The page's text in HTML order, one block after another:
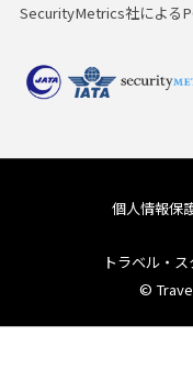
SecurityMetrics社による
個人情報保
トラベル・
©